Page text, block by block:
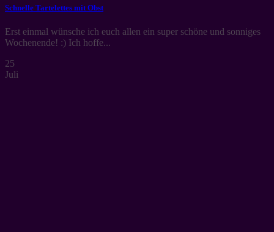
Schnelle Tartelettes mit Obst
Erst einmal wünsche ich euch allen ein super schöne und sonniges
Wochenende! :) Ich hoffe...
25
Juli